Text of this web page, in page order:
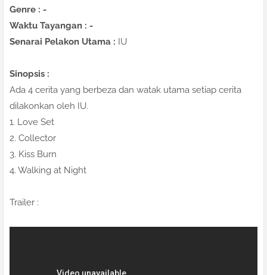
Genre : -
Waktu Tayangan : -
Senarai Pelakon Utama : IU
Sinopsis :
Ada 4 cerita yang berbeza dan watak utama setiap cerita
dilakonkan oleh IU.
1. Love Set
2. Collector
3. Kiss Burn
4. Walking at Night
Trailer :